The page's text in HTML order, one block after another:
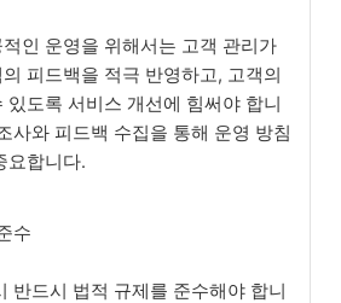
인 운영을 위해서는 고객 관리가
피드백을 적극 반영하고, 고객의
있도록 서비스 개선에 힘써야 합니
사와 피드백 수집을 통해 운영 방침
요합니다.
수
반드시 법적 규제를 준수해야 합니